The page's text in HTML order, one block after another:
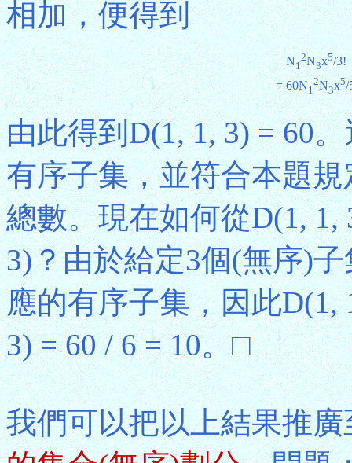
相加，便得到
N1
2N3x5/3!
= 60N1
2N3x5/
由此得到D(1, 1, 3) = 60
有序子集，並符合本題
總數。現在如何從D(1, 1,
3)？由於給定3個(無序)
應的有序子集，因此D(1,
3) = 60 / 6 = 10。□
我們可以把以上結果推